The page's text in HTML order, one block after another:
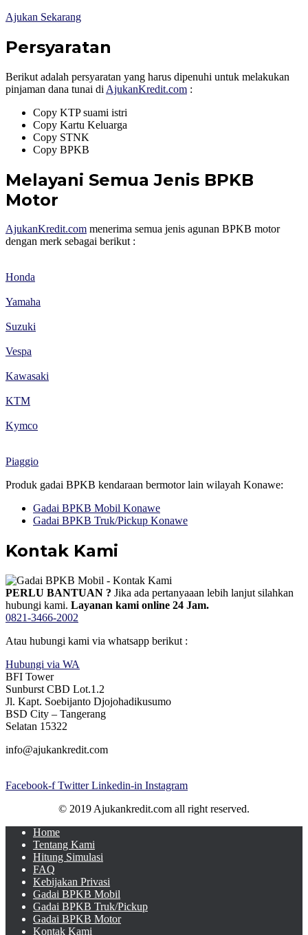
Ajukan Sekarang
Persyaratan
Berikut adalah persyaratan yang harus dipenuhi untuk melakukan
pinjaman dana tunai di AjukanKredit.com :
Copy KTP suami istri
Copy Kartu Keluarga
Copy STNK
Copy BPKB
Melayani Semua Jenis BPKB
Motor
AjukanKredit.com menerima semua jenis agunan BPKB motor
dengan merk sebagai berikut :
Honda
Yamaha
Suzuki
Vespa
Kawasaki
KTM
Kymco
Piaggio
Produk gadai BPKB kendaraan bermotor lain wilayah Konawe:
Gadai BPKB Mobil Konawe
Gadai BPKB Truk/Pickup Konawe
Kontak Kami
PERLU BANTUAN ? Jika ada pertanyaaan lebih lanjut silahkan
hubungi kami. Layanan kami online 24 Jam.
0821-3466-2002
Atau hubungi kami via whatsapp berikut :
Hubungi via WA
BFI Tower
Sunburst CBD Lot.1.2
Jl. Kapt. Soebijanto Djojohadikusumo
BSD City – Tangerang
Selatan 15322
info@ajukankredit.com
Facebook-f Twitter Linkedin-in Instagram
© 2019 Ajukankredit.com all right reserved.
Home
Tentang Kami
Hitung Simulasi
FAQ
Kebijakan Privasi
Gadai BPKB Mobil
Gadai BPKB Truk/Pickup
Gadai BPKB Motor
Kontak Kami